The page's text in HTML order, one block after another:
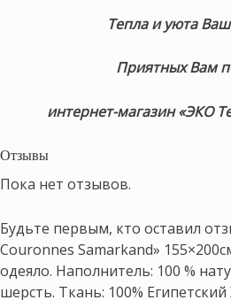
Тепла и уюта
Приятных Вам
интернет-магазин «ЭКО
Отзывы
Пока нет отзывов.
Будьте первым, кто оставил
Couronnes Samarkand»
одеяло. Наполнитель: 100 %
шерсть. Ткань: 100%